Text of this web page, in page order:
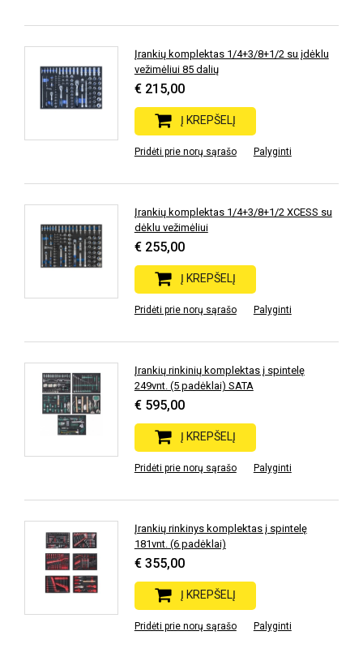
Įrankių komplektas 1/4+3/8+1/2 su įdėklu
vežimėliui 85 dalių
€ 215,00
Į KREPŠELĮ
Pridėti prie norų sąrašo Palyginti
Įrankių komplektas 1/4+3/8+1/2 XCESS su
dėklu vežimėliui
€ 255,00
Į KREPŠELĮ
Pridėti prie norų sąrašo Palyginti
Įrankių rinkinių komplektas į spintelę
249vnt. (5 padėklai) SATA
€ 595,00
Į KREPŠELĮ
Pridėti prie norų sąrašo Palyginti
Įrankių rinkinys komplektas į spintelę
181vnt. (6 padėklai)
€ 355,00
Į KREPŠELĮ
Pridėti prie norų sąrašo Palyginti